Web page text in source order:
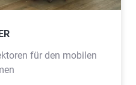
für den mobilen